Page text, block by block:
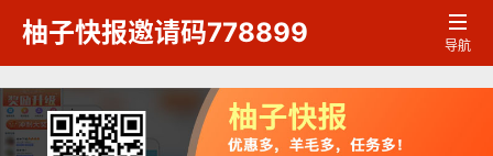
柚子快报邀请码778899 
导航